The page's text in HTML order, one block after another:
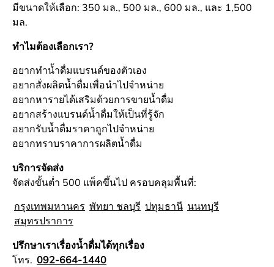
มีขนาดให้เลือก: 350 มล., 500 มล., 600 มล., และ 1,500
มล.
ทำไมต้องเลือกเรา?
อยากทำน้ำดื่มแบรนด์ของตัวเอง
อยากสั่งผลิตน้ำดื่มเพื่อนำไปจำหน่าย
อยากหารายได้เสริมด้วยการขายน้ำดื่ม
อยากสร้างแบรนด์น้ำดื่มให้เป็นที่รู้จัก
อยากรับน้ำดื่มราคาถูกไปจำหน่าย
อยากทราบราคาการผลิตน้ำดื่ม
บริการจัดส่ง
จัดส่งขั้นต่ำ 500 แพ็คขึ้นไป ครอบคลุมพื้นที่:
กรุงเทพมหานคร พัทยา ชลบุรี ปทุมธานี นนทบุรี
สมุทรปราการ
ปรึกษาเราเรื่องน้ำดื่มได้ทุกเรื่อง
โทร. 092-664-1440